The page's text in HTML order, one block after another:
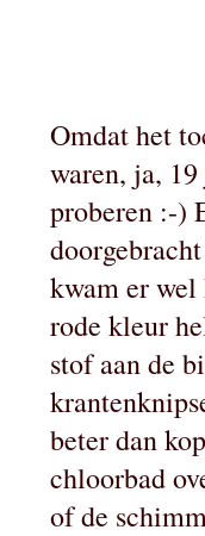
Omdat het
waren, ja,
proberen :-)
kwam er wel
rode kleur
stof aan de
beter dan
chloorbad
of de